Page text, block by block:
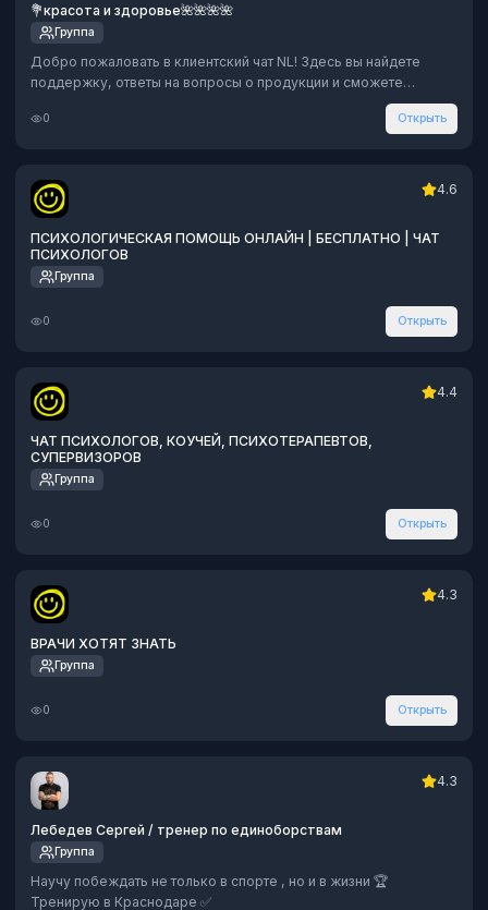
💐красота и здоровье🌺🌺🌺🌺
Группа
Добро пожаловать в клиентский чат NL! Здесь вы найдете
поддержку, ответы на вопросы о продукции и сможете
0 Открыть
4.6
ПСИХОЛОГИЧЕСКАЯ ПОМОЩЬ ОНЛАЙН | БЕСПЛАТНО | ЧАТ
ПСИХОЛОГОВ
Группа
0 Открыть
4.4
ЧАТ ПСИХОЛОГОВ, КОУЧЕЙ, ПСИХОТЕРАПЕВТОВ,
СУПЕРВИЗОРОВ
Группа
0 Открыть
4.3
ВРАЧИ ХОТЯТ ЗНАТЬ
Группа
0 Открыть
4.3
Лебедев Сергей / тренер по единоборствам
Группа
Научу побеждать не только в спорте , но и в жизни 🏆
Тренирую в Краснодаре ✅